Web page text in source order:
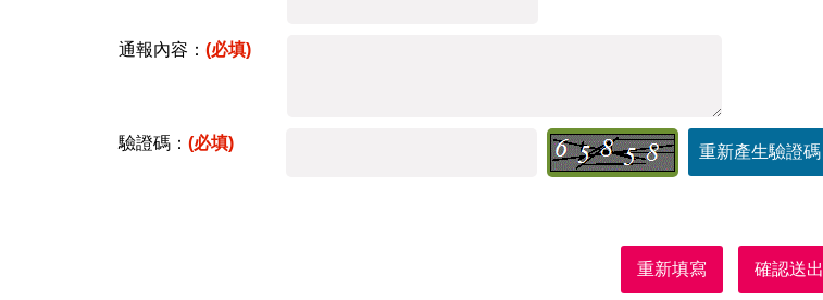
通報內容：(必填)
驗證碼：(必填) 重新產生驗證碼
重新填寫 確認送出